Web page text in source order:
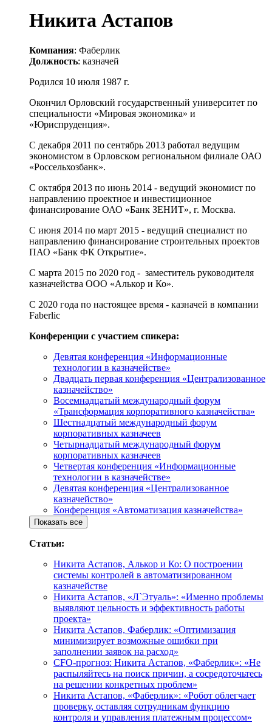
Никита Астапов
Компания: Фаберлик
Должность: казначей
Родился 10 июля 1987 г.
Окончил Орловский государственный университет по
специальности «Мировая экономика» и
«Юриспруденция».
С декабря 2011 по сентябрь 2013 работал ведущим
экономистом в Орловском региональном филиале ОАО
«Россельхозбанк».
С октября 2013 по июнь 2014 - ведущий экономист по
направлению проектное и инвестиционное
финансирование ОАО «Банк ЗЕНИТ», г. Москва.
С июня 2014 по март 2015 - ведущий специалист по
направлению финансирование строительных проектов
ПАО «Банк ФК Открытие».
С марта 2015 по 2020 год - заместитель руководителя
казначейства ООО «Алькор и Ко».
С 2020 года по настоящее время - казначей в компании
Faberlic
Конференции с участием спикера:
Девятая конференция «Информационные
технологии в казначействе»
Двадцать первая конференция «Централизованное
казначейство»
Восемнадцатый международный форум
«Трансформация корпоративного казначейства»
Шестнадцатый международный форум
корпоративных казначеев
Четырнадцатый международный форум
корпоративных казначеев
Четвертая конференция «Информационные
технологии в казначействе»
Девятая конференция «Централизованное
казначейство»
Конференция «Автоматизация казначействa»
Показать все
Статьи:
Никита Астапов, Алькор и Ко: О построении
системы контролей в автоматизированном
казначействе
Никита Астапов, «Л`Этуаль»: «Именно проблемы
выявляют цельность и эффективность работы
проекта»
Никита Астапов, Фаберлик: «Оптимизация
минимизирует возможные ошибки при
заполнении заявок на расход»
CFO-прогноз: Никита Астапов, «Фаберлик»: «Не
распыляйтесь на поиск причин, а сосредоточьтесь
на решении конкретных проблем»
Никита Астапов, «Фаберлик»: «Робот облегчает
проверку, оставляя сотрудникам функцию
контроля и управления платежным процессом»